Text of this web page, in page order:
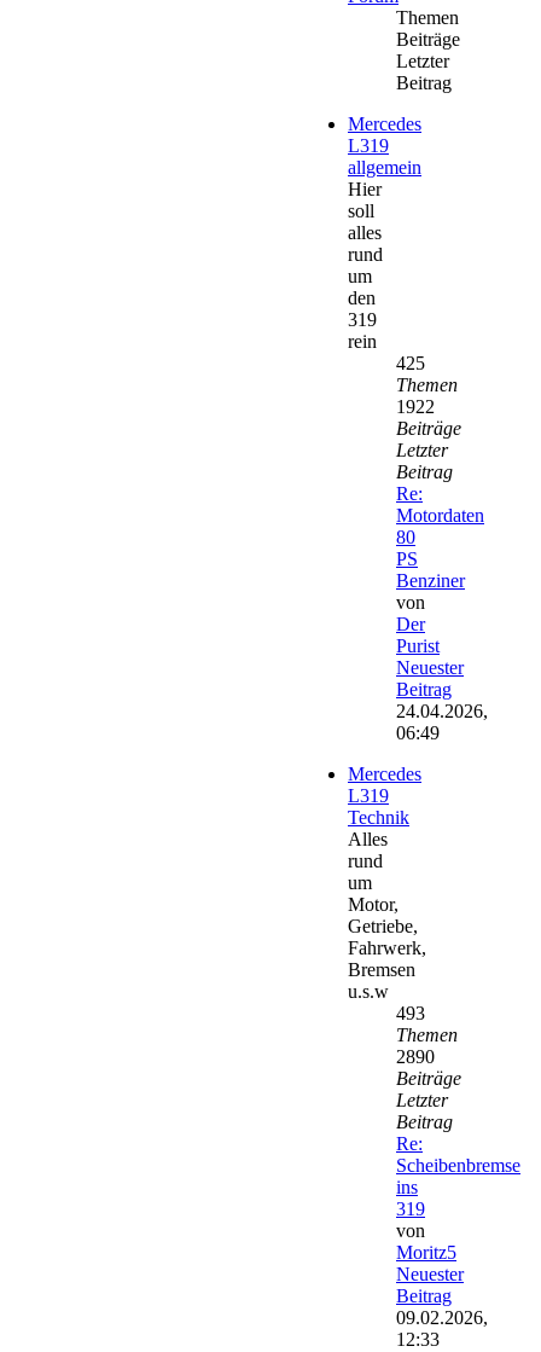
Themen
Beiträge
Letzter
Beitrag
Mercedes
L319
allgemein
Hier
soll
alles
rund
um
den
319
rein
425
Themen
1922
Beiträge
Letzter
Beitrag
Re:
Motordaten
80
PS
Benziner
von
Der
Purist
Neuester
Beitrag
24.04.2026,
06:49
Mercedes
L319
Technik
Alles
rund
um
Motor,
Getriebe,
Fahrwerk,
Bremsen
u.s.w
493
Themen
2890
Beiträge
Letzter
Beitrag
Re:
Scheibenbremse
ins
319
von
Moritz5
Neuester
Beitrag
09.02.2026,
12:33